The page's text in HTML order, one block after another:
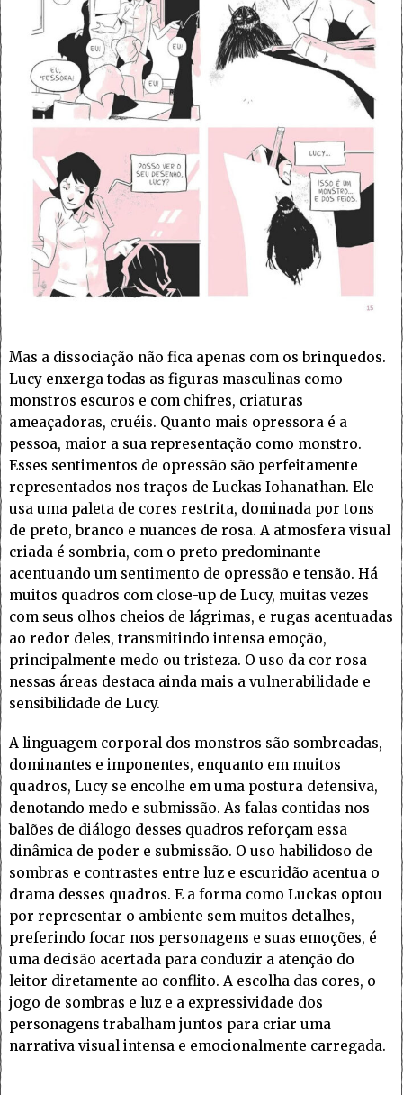
Mas a dissociação não fica apenas com os brinquedos.
Lucy enxerga todas as figuras masculinas como
monstros escuros e com chifres, criaturas
ameaçadoras, cruéis. Quanto mais opressora é a
pessoa, maior a sua representação como monstro.
Esses sentimentos de opressão são perfeitamente
representados nos traços de Luckas Iohanathan. Ele
usa uma paleta de cores restrita, dominada por tons
de preto, branco e nuances de rosa. A atmosfera visual
criada é sombria, com o preto predominante
acentuando um sentimento de opressão e tensão. Há
muitos quadros com close-up de Lucy, muitas vezes
com seus olhos cheios de lágrimas, e rugas acentuadas
ao redor deles, transmitindo intensa emoção,
principalmente medo ou tristeza. O uso da cor rosa
nessas áreas destaca ainda mais a vulnerabilidade e
sensibilidade de Lucy.
A linguagem corporal dos monstros são sombreadas,
dominantes e imponentes, enquanto em muitos
quadros, Lucy se encolhe em uma postura defensiva,
denotando medo e submissão. As falas contidas nos
balões de diálogo desses quadros reforçam essa
dinâmica de poder e submissão. O uso habilidoso de
sombras e contrastes entre luz e escuridão acentua o
drama desses quadros. E a forma como Luckas optou
por representar o ambiente sem muitos detalhes,
preferindo focar nos personagens e suas emoções, é
uma decisão acertada para conduzir a atenção do
leitor diretamente ao conflito. A escolha das cores, o
jogo de sombras e luz e a expressividade dos
personagens trabalham juntos para criar uma
narrativa visual intensa e emocionalmente carregada.